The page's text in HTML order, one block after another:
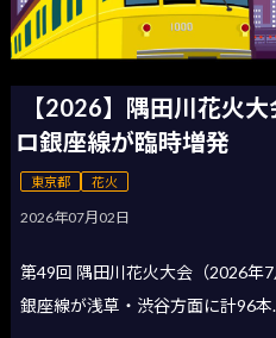
【2026】隅田川花火
ロ銀座線が臨時増発
東京都 花火
2026年07月02日
第49回 隅田川花火大会（2026年
銀座線が浅草・渋谷方面に計96本